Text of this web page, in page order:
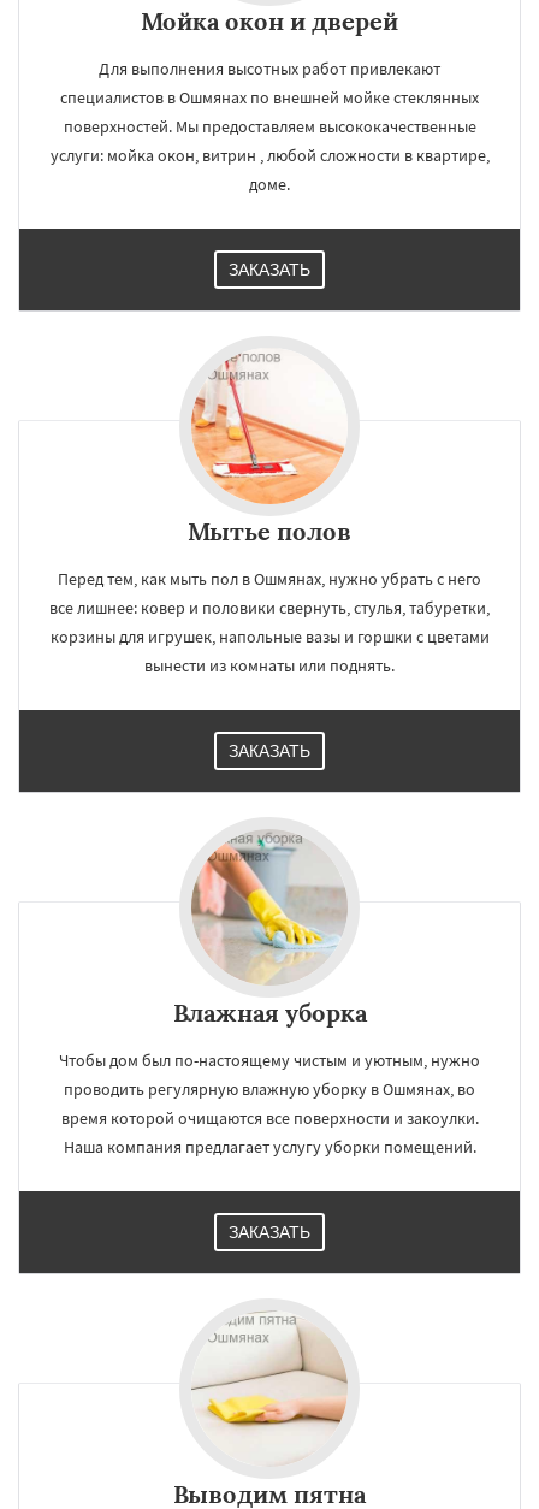
Мойка окон и дверей
Для выполнения высотных работ привлекают
специалистов в Ошмянах по внешней мойке стеклянных
поверхностей. Мы предоставляем высококачественные
услуги: мойка окон, витрин , любой сложности в квартире,
доме.
ЗАКАЗАТЬ
Мытье полов
Перед тем, как мыть пол в Ошмянах, нужно убрать с него
все лишнее: ковер и половики свернуть, стулья, табуретки,
корзины для игрушек, напольные вазы и горшки с цветами
вынести из комнаты или поднять.
ЗАКАЗАТЬ
Влажная уборка
Чтобы дом был по-настоящему чистым и уютным, нужно
проводить регулярную влажную уборку в Ошмянах, во
время которой очищаются все поверхности и закоулки.
Наша компания предлагает услугу уборки помещений.
ЗАКАЗАТЬ
Выводим пятна